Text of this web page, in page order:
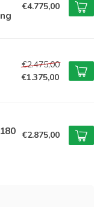
€4.775,00
€2.475,00
€1.375,00
€2.875,00